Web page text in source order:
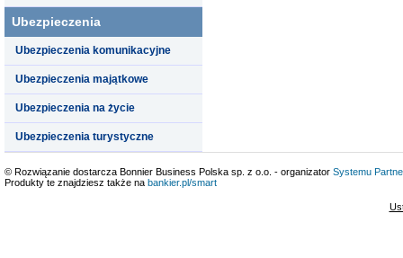
Ubezpieczenia
Ubezpieczenia komunikacyjne
Ubezpieczenia majątkowe
Ubezpieczenia na życie
Ubezpieczenia turystyczne
© Rozwiązanie dostarcza Bonnier Business Polska sp. z o.o. - organizator Systemu
Produkty te znajdziesz także na bankier.pl/smart